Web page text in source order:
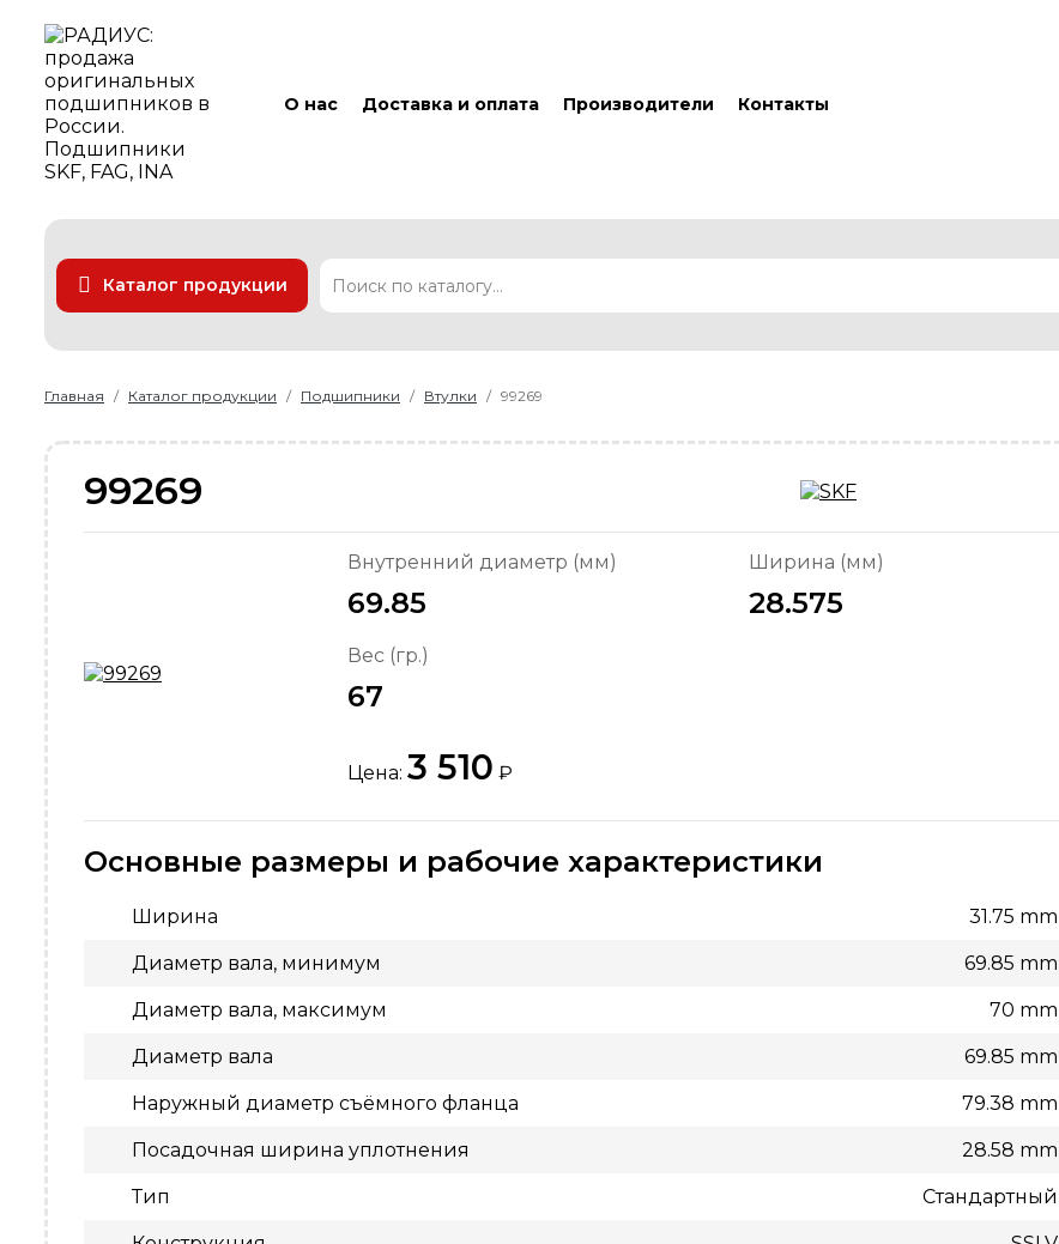
О нас Доставка и оплата Производители Контакты
Каталог продукции
Уплотнения
Главная Каталог продукции Подшипники Втулки 99269
99269
Внутренний диаметр (мм)
69.85
Ширина (мм)
28.575
Вес (гр.)
67
Цена: 3 510 ₽
Основные размеры и рабочие характеристики
Ширина 31.75 mm
Диаметр вала, минимум 69.85 mm
Диаметр вала, максимум 70 mm
Диаметр вала 69.85 mm
Наружный диаметр съёмного фланца 79.38 mm
Посадочная ширина уплотнения 28.58 mm
Тип Стандартный